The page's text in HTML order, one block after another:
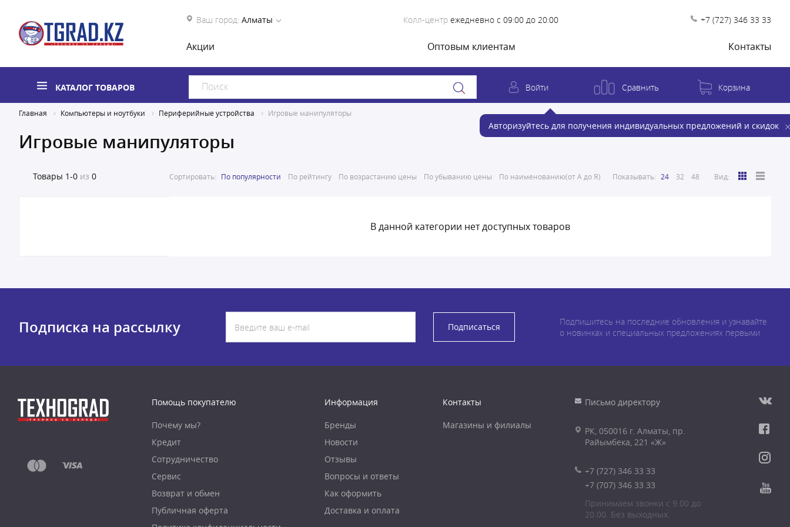
Ваш город: Алматы Колл-центр ежедневно с 09:00 до 20:00 +7 (727) 346 33 33
Акции Оптовым клиентам Контакты
КАТАЛОГ ТОВАРОВ Войти
Авторизуйтесь для получения индивидуальных предложений и скидок
Сравнить Корзина
Главная Компьютеры и ноутбуки Периферийные устройства Игровые манипуляторы
Игровые манипуляторы
Товары 1-0 из 0 Сортировать: По популярности По рейтингу По возрастанию цены По убыванию цены По наименованию(от А до Я) Показывать: 24 32 48 Вид:
В данной категории нет доступных товаров
Подписка на рассылку Подписаться
Подпишитесь на последние обновления и узнавайте
о новинках и специальных предложениях первыми
Помощь покупателю
Почему мы?
Кредит
Сотрудничество
Сервис
Возврат и обмен
Публичная оферта
Информация
Бренды
Новости
Отзывы
Вопросы и ответы
Как оформить
Доставка и оплата
Контакты
Магазины и филиалы
Письмо директору
РК, 050016 г. Алматы, пр.
Райымбека, 221 «Ж»
+7 (727) 346 33 33
+7 (707) 346 33 33
Принимаем звонки с 9.00 до
20.00. Без выходных.